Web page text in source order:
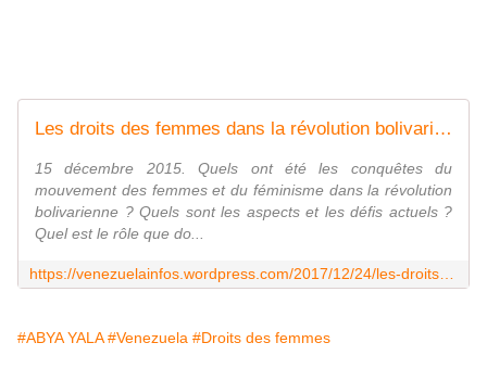
Les droits des femmes dans la révolution bolivarienne: avancées et défis, par Gioconda Mota (Alba TV)
15 décembre 2015. Quels ont été les conquêtes du
mouvement des femmes et du féminisme dans la révolution
bolivarienne ? Quels sont les aspects et les défis actuels ?
Quel est le rôle que do...
#ABYA YALA #Venezuela #Droits des femmes